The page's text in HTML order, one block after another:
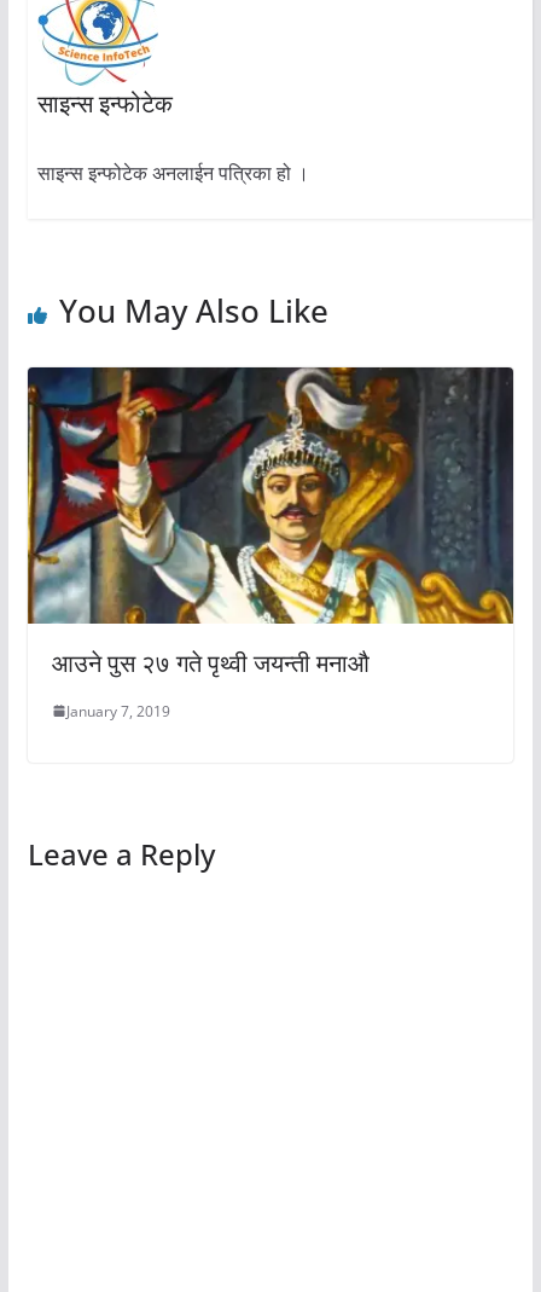
साइन्स इन्फोटेक
साइन्स इन्फोटेक अनलाईन पत्रिका हो ।
You May Also Like
आउने पुस २७ गते पृथ्वी जयन्ती मनाऔ
January 7, 2019
Leave a Reply